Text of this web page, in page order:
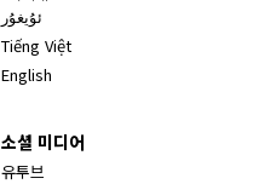
ئۇيغۇر
Tiếng Việt
English
소셜 미디어
유투브